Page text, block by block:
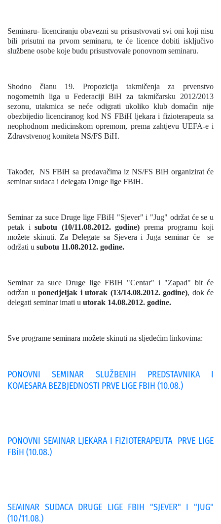
Seminaru- licenciranju obavezni su prisustvovati svi oni koji nisu
bili prisutni na prvom seminaru, te će licence dobiti isključivo
službene osobe koje budu prisustvovale ponovnom seminaru.
Shodno članu 19. Propozicija takmičenja za prvenstvo
nogometnih liga u Federaciji BiH za takmičarsku 2012/2013
sezonu, utakmica se neće odigrati ukoliko klub domaćin nije
obezbijedio licenciranog kod NS FBiH ljekara i fizioterapeuta sa
neophodnom medicinskom opremom, prema zahtjevu UEFA-e i
Zdravstvenog komiteta NS/FS BiH.
Također, NS FBiH sa predavačima iz NS/FS BiH organizirat će
seminar sudaca i delegata Druge lige FBiH.
Seminar za suce Druge lige FBiH "Sjever" i "Jug" održat će se u
petak isubotu (10/11.08.2012. godine) prema programu koji
možete skinuti. Za Delegate sa Sjevera i Juga seminar će se
održati u subotu 11.08.2012. godine.
Seminar za suce Druge lige FBIH "Centar" i "Zapad" bit će
održan u ponedjeljak i utorak (13/14.08.2012. godine), dok će
delegati seminar imati u utorak 14.08.2012. godine.
Sve programe seminara možete skinuti na sljedećim linkovima:
PONOVNI SEMINAR SLUŽBENIH PREDSTAVNIKA I
KOMESARA BEZBJEDNOSTI PRVE LIGE FBIH (10.08.)
PONOVNI SEMINAR LJEKARA I FIZIOTERAPEUTA PRVE LIGE
FBiH (10.08.)
SEMINAR SUDACA DRUGE LIGE FBIH "SJEVER" I "JUG"
(10/11.08.)